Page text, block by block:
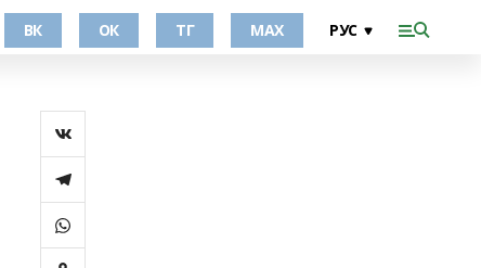
ВК ОК ТГ МАХ